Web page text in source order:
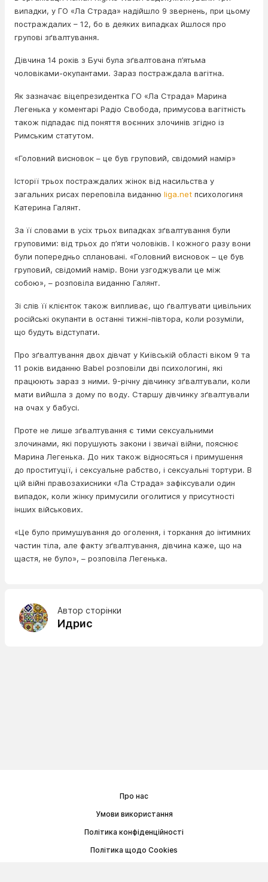
випадки, у ГО «Ла Страда» надійшло 9 звернень, при цьому
постраждалих – 12, бо в деяких випадках йшлося про
групові зґвалтування.
Дівчина 14 років з Бучі була зґвалтована п’ятьма
чоловіками-окупантами. Зараз постраждала вагітна.
Як зазначає віцепрезидентка ГО «Ла Страда» Марина
Легенька у коментарі Радіо Свобода, примусова вагітність
також підпадає під поняття воєнних злочинів згідно із
Римським статутом.
«Головний висновок – це був груповий, свідомий намір»
Історії трьох постраждалих жінок від насильства у
загальних рисах переповіла виданню liga.net психологиня
Катерина Галянт.
За її словами в усіх трьох випадках зґвалтування були
груповими: від трьох до п’яти чоловіків. І кожного разу вони
були попередньо сплановані. «Головний висновок – це був
груповий, свідомий намір. Вони узгоджували це між
собою», – розповіла виданню Галянт.
Зі слів її клієнток також випливає, що ґвалтувати цивільних
російські окупанти в останні тижні-півтора, коли розуміли,
що будуть відступати.
Про зґвалтування двох дівчат у Київській області віком 9 та
11 років виданню Babel розповіли дві психологині, які
працюють зараз з ними. 9-річну дівчинку зґвалтували, коли
мати вийшла з дому по воду. Старшу дівчинку зґвалтували
на очах у бабусі.
Проте не лише зґвалтування є тими сексуальними
злочинами, які порушують закони і звичаї війни, пояснює
Марина Легенька. До них також відносяться і примушення
до проституції, і сексуальне рабство, і сексуальні тортури. В
цій війні правозахисники «Ла Страда» зафіксували один
випадок, коли жінку примусили оголитися у присутності
інших військових.
«Це було примушування до оголення, і торкання до інтимних
частин тіла, але факту зґвалтування, дівчина каже, що на
щастя, не було», – розповіла Легенька.
Автор сторінки
Идрис
Про нас
Умови використання
Політика конфіденційності
Політика щодо Cookies